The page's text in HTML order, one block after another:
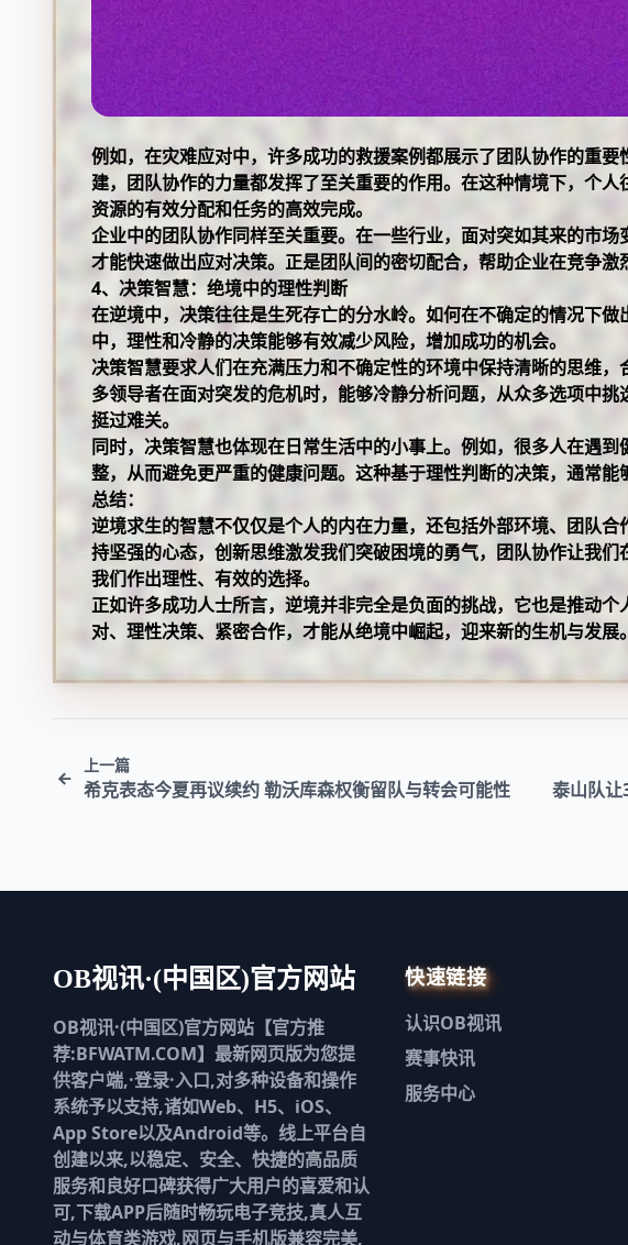
例如，在灾难应对中，许多成功的救援案例都展示了团队协作的重
建，团队协作的力量都发挥了至关重要的作用。在这种情境下，个
资源的有效分配和任务的高效完成。
企业中的团队协作同样至关重要。在一些行业，面对突如其来的市场
才能快速做出应对决策。正是团队间的密切配合，帮助企业在竞争激
4、决策智慧：绝境中的理性判断
在逆境中，决策往往是生死存亡的分水岭。如何在不确定的情况下
中，理性和冷静的决策能够有效减少风险，增加成功的机会。
决策智慧要求人们在充满压力和不确定性的环境中保持清晰的思维
多领导者在面对突发的危机时，能够冷静分析问题，从众多选项中
挺过难关。
同时，决策智慧也体现在日常生活中的小事上。例如，很多人在遇
整，从而避免更严重的健康问题。这种基于理性判断的决策，通常能
总结：
逆境求生的智慧不仅仅是个人的内在力量，还包括外部环境、团队
持坚强的心态，创新思维激发我们突破困境的勇气，团队协作让我
我们作出理性、有效的选择。
正如许多成功人士所言，逆境并非完全是负面的挑战，它也是推动
对、理性决策、紧密合作，才能从绝境中崛起，迎来新的生机与发展。
上一篇
希克表态今夏再议续约 勒沃库森权衡留队与转会可能性 泰山队让
OB视讯·(中国区)官方网站
OB视讯·(中国区)官方网站【官方推
荐:BFWATM.COM】最新网页版为您提
供客户端,·登录·入口,对多种设备和操作
系统予以支持,诸如Web、H5、iOS、
App Store以及Android等。线上平台自
创建以来,以稳定、安全、快捷的高品质
服务和良好口碑获得广大用户的喜爱和认
可,下载APP后随时畅玩电子竞技,真人互
动与体育类游戏,网页与手机版兼容完美,
快速链接
认识OB视讯
赛事快讯
服务中心